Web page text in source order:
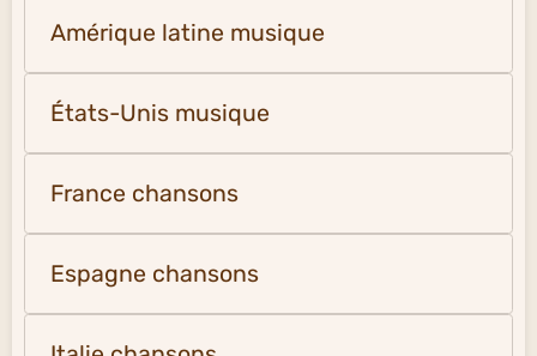
Amérique latine musique
États-Unis musique
France chansons
Espagne chansons